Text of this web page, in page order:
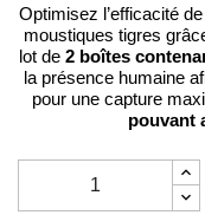
Optimisez l’efficacité
moustiques tigres
lot de 2 boîtes
la présence humaine
pour une capture
pouvant